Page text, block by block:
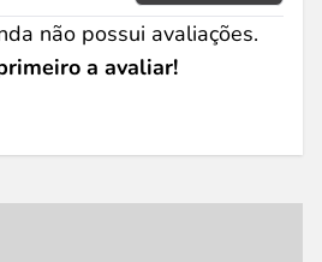
não possui avaliações.
a avaliar!